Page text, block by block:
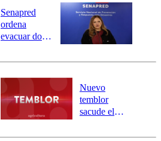
Senapred
ordena
evacuar dos
Carahue por
río Damas:
activa
mensajería
SAE
Nuevo
temblor
sacude el
revisa la